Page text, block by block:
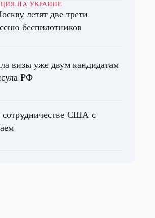
НА УКРАИНЕ
летят две трети
беспилотников
визы уже двум кандидатам
РФ
сотрудничестве США с